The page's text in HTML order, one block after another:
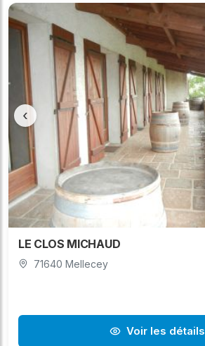
‹
LE CLOS MICHAUD
71640 Mellecey
Voir les détails